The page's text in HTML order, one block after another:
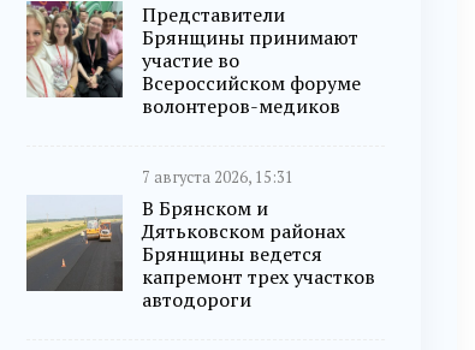
Представители
Брянщины принимают
участие во
Всероссийском форуме
волонтеров-медиков
7 августа 2026, 15:31
В Брянском и
Дятьковском районах
Брянщины ведется
капремонт трех участков
автодороги